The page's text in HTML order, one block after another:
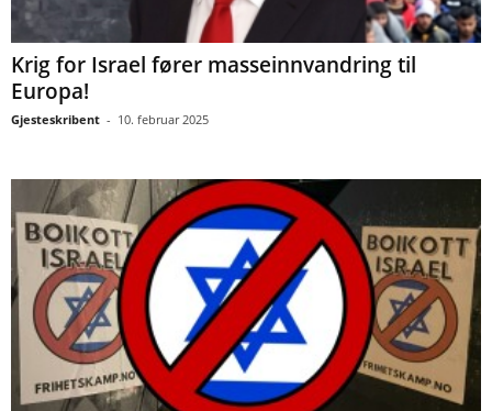
Krig for Israel fører masseinnvandring til
Europa!
Gjesteskribent - 10. februar 2025